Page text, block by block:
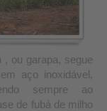
ou garapa, segue
aço inoxidável,
sempre ao
de fubá de milho